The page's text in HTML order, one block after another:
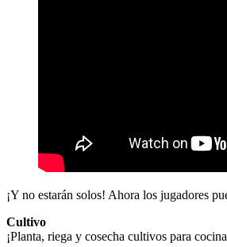
¡Y no estarán solos! Ahora los jugadores
Cultivo
¡Planta, riega y cosecha cultivos para